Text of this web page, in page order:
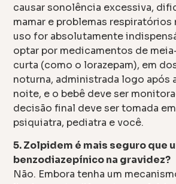
causar sonolência excessiva,
mamar e problemas respiratórios
uso for absolutamente
optar por medicamentos de
curta (como o lorazepam), em
noturna, administrada logo após
noite, e o bebê deve ser
decisão final deve ser tomada
psiquiatra, pediatra e você.
5. Zolpidem é mais seguro que
benzodiazepínico na gravidez?
Não. Embora tenha um